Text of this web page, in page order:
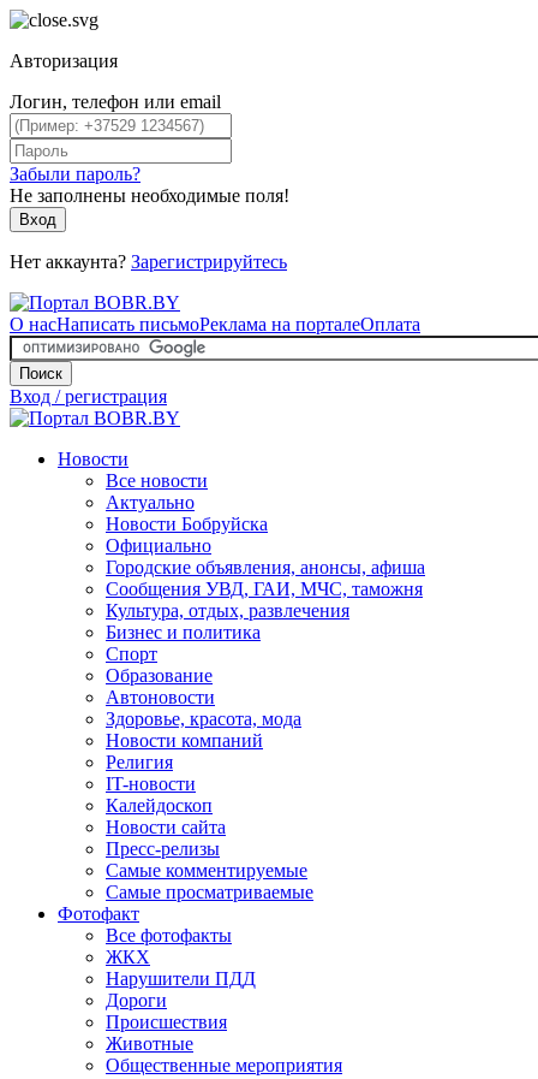
Авторизация
Логин, телефон или email
Забыли пароль?
Не заполнены необходимые поля!
Вход
Нет аккаунта? Зарегистрируйтесь
О насНаписать письмоРеклама на порталеОплата
Поиск
Вход / регистрация
Новости
Все новости
Актуально
Новости Бобруйска
Официально
Городские объявления, анонсы, афиша
Сообщения УВД, ГАИ, МЧС, таможня
Культура, отдых, развлечения
Бизнес и политика
Спорт
Образование
Автоновости
Здоровье, красота, мода
Новости компаний
Религия
IT-новости
Калейдоскоп
Новости сайта
Пресс-релизы
Самые комментируемые
Самые просматриваемые
Фотофакт
Все фотофакты
ЖКХ
Нарушители ПДД
Дороги
Происшествия
Животные
Общественные мероприятия